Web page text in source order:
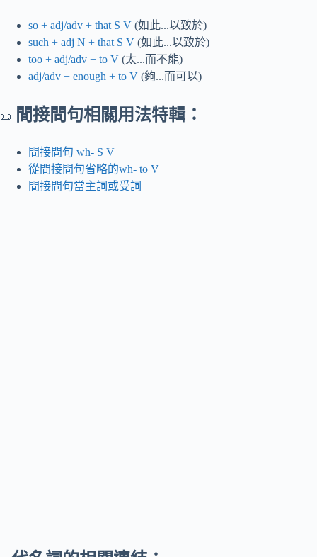
so + adj/adv + that S V (如此...以致於)
such + adj N + that S V (如此...以致於)
too + adj/adv + to V (太...而不能)
adj/adv + enough + to V (夠...而可以)
📜 間接問句相關用法特輯：
間接問句 wh- S V
從間接問句省略的wh- to V
間接問句當主詞或受詞